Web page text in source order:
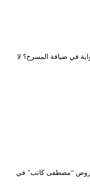
في ضيافة المسرح؟ لا
المحترف، بقاعة العروض “مصطفى كاتب” في